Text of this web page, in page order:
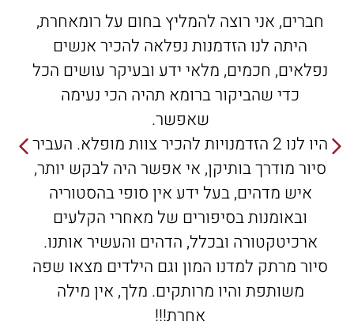
חברים, אני רוצה להמליץ בחום על רומאחרת,
היתה לנו הזדמנות נפלאה להכיר אנשים
נפלאים, חכמים, מלאי ידע ובעיקר עושים הכל
כדי שהביקור ברומא תהיה הכי נעימה
שאפשר.
היו לנו 2 הזדמנויות להכיר צוות מופלא. העביר
סיור מודרך בותיקן, אי אפשר היה לבקש יותר,
איש מדהים, בעל ידע אין סופי בהסטוריה
ובאומנות בסיפורים של מאחרי הקלעים
ארכיטקטורה ובכלל, הדהים והעשיר אותנו.
סיור מרתק למדנו המון וגם הילדים מצאו שפה
משותפת והיו מרותקים. מלך, אין מילה
אחרת!!!